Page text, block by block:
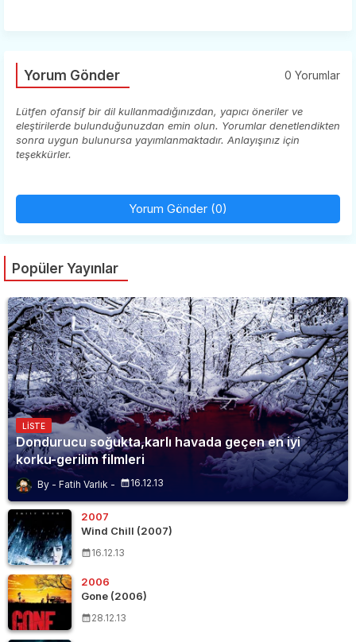
Yorum Gönder 0 Yorumlar
Lütfen ofansif bir dil kullanmadığınızdan, yapıcı öneriler ve
eleştirilerde bulunduğunuzdan emin olun. Yorumlar denetlendikten
sonra uygun bulunursa yayımlanmaktadır. Anlayışınız için
teşekkürler.
Yorum Gönder (0)
Popüler Yayınlar
LISTE
Dondurucu soğukta,karlı havada geçen en iyi
korku-gerilim filmleri
Fatih Varlık 16.12.13
2007
Wind Chill (2007)
16.12.13
2006
Gone (2006)
28.12.13